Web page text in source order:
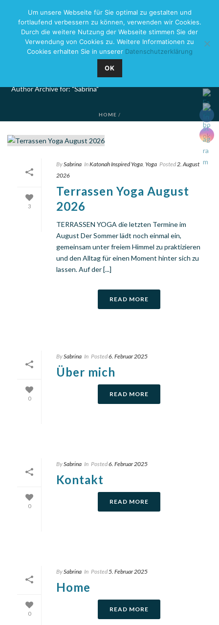
Author Archive for: "Sabrina"
HOME /
3
BySabrina InKatonah Inspired Yoga Yoga Posted 2. August
2026
Terrassen Yoga August
2026
TERRASSEN YOGA die letzten Termine im
August Der Sommer lädt noch einmal ein,
gemeinsam unter freiem Himmel zu praktizieren
und den Alltag für einen Moment hinter sich zu
lassen. Auf der [...]
READ MORE
0
BySabrina In Posted6. Februar 2025
Über mich
READ MORE
0
BySabrina In Posted6. Februar 2025
Kontakt
READ MORE
0
BySabrina In Posted5. Februar 2025
Home
READ MORE
Um unsere Webseite für Sie optimal zu gestalten und
fortlaufend verbessern zu können, verwenden wir Cookies.
Durch die weitere Nutzung der Webseite stimmen Sie der
Verwendung von Cookies zu. Weitere Informationen zu
Cookies erhalten Sie in unserer Datenschutzerklärung
OK